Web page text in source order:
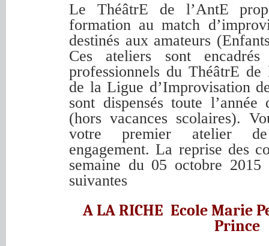
Le ThéâtrE de l’AntE
formation au match
destinés aux amateurs
Ces ateliers sont
professionnels du ThéâtrE
de la Ligue d’Improvisation
sont dispensés toute
(hors vacances scolaires).
votre premier atelier de
engagement. La reprise des
semaine du 05 octobre 2015
suivantes
A LA RICHE Ecole Marie
Prince